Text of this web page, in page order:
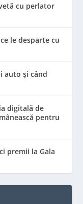
cu perlator
le desparte cu
auto și când
digitală de
pentru
premii la Gala